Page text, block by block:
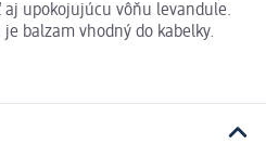
upokojujúcu vôňu levandule.
balzam vhodný do kabelky.